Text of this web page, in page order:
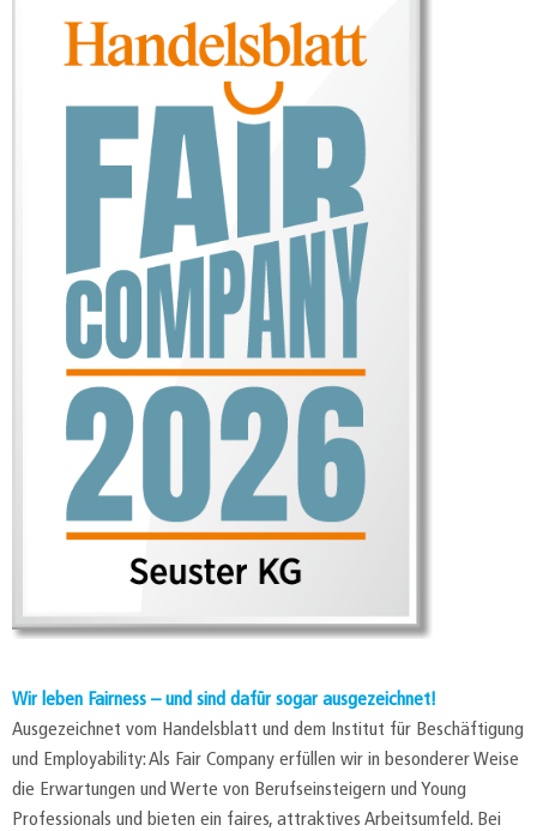
Wir leben Fairness – und sind dafür sogar ausgezeichnet!
Ausgezeichnet vom Handelsblatt und dem Institut für Beschäftigung
und Employability: Als Fair Company erfüllen wir in besonderer Weise
die Erwartungen und Werte von Berufseinsteigern und Young
Professionals und bieten ein faires, attraktives Arbeitsumfeld. Bei